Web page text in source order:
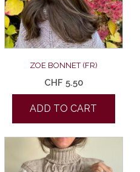
ZOE BONNET (FR)
CHF 5.50
ADD TO CART